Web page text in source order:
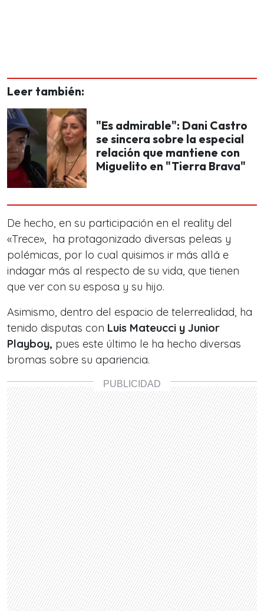
Leer también:
"Es admirable": Dani Castro
se sincera sobre la especial
relación que mantiene con
Miguelito en "Tierra Brava"
De hecho, en su participación en el reality del
«Trece», ha protagonizado diversas peleas y
polémicas, por lo cual quisimos ir más allá e
indagar más al respecto de su vida, que tienen
que ver con su esposa y su hijo.
Asimismo, dentro del espacio de telerrealidad, ha
tenido disputas con Luis Mateucci y Junior
Playboy, pues este último le ha hecho diversas
bromas sobre su apariencia.